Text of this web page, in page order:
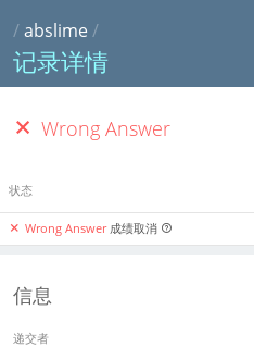
/abslime /
记录详情
Wrong Answer
状态
Wrong Answer 成绩取消
信息
递交者